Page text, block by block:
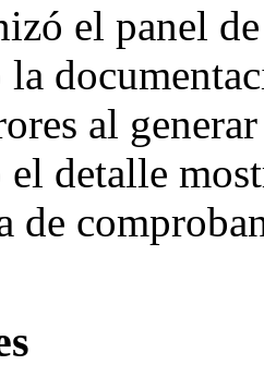
el panel
la
al
el detalle
de